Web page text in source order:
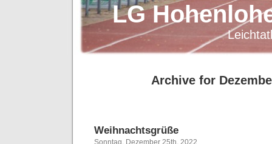
LG
Archive for
Weihnachtsgrüße
Sonntag, Dezember 25th, 2022